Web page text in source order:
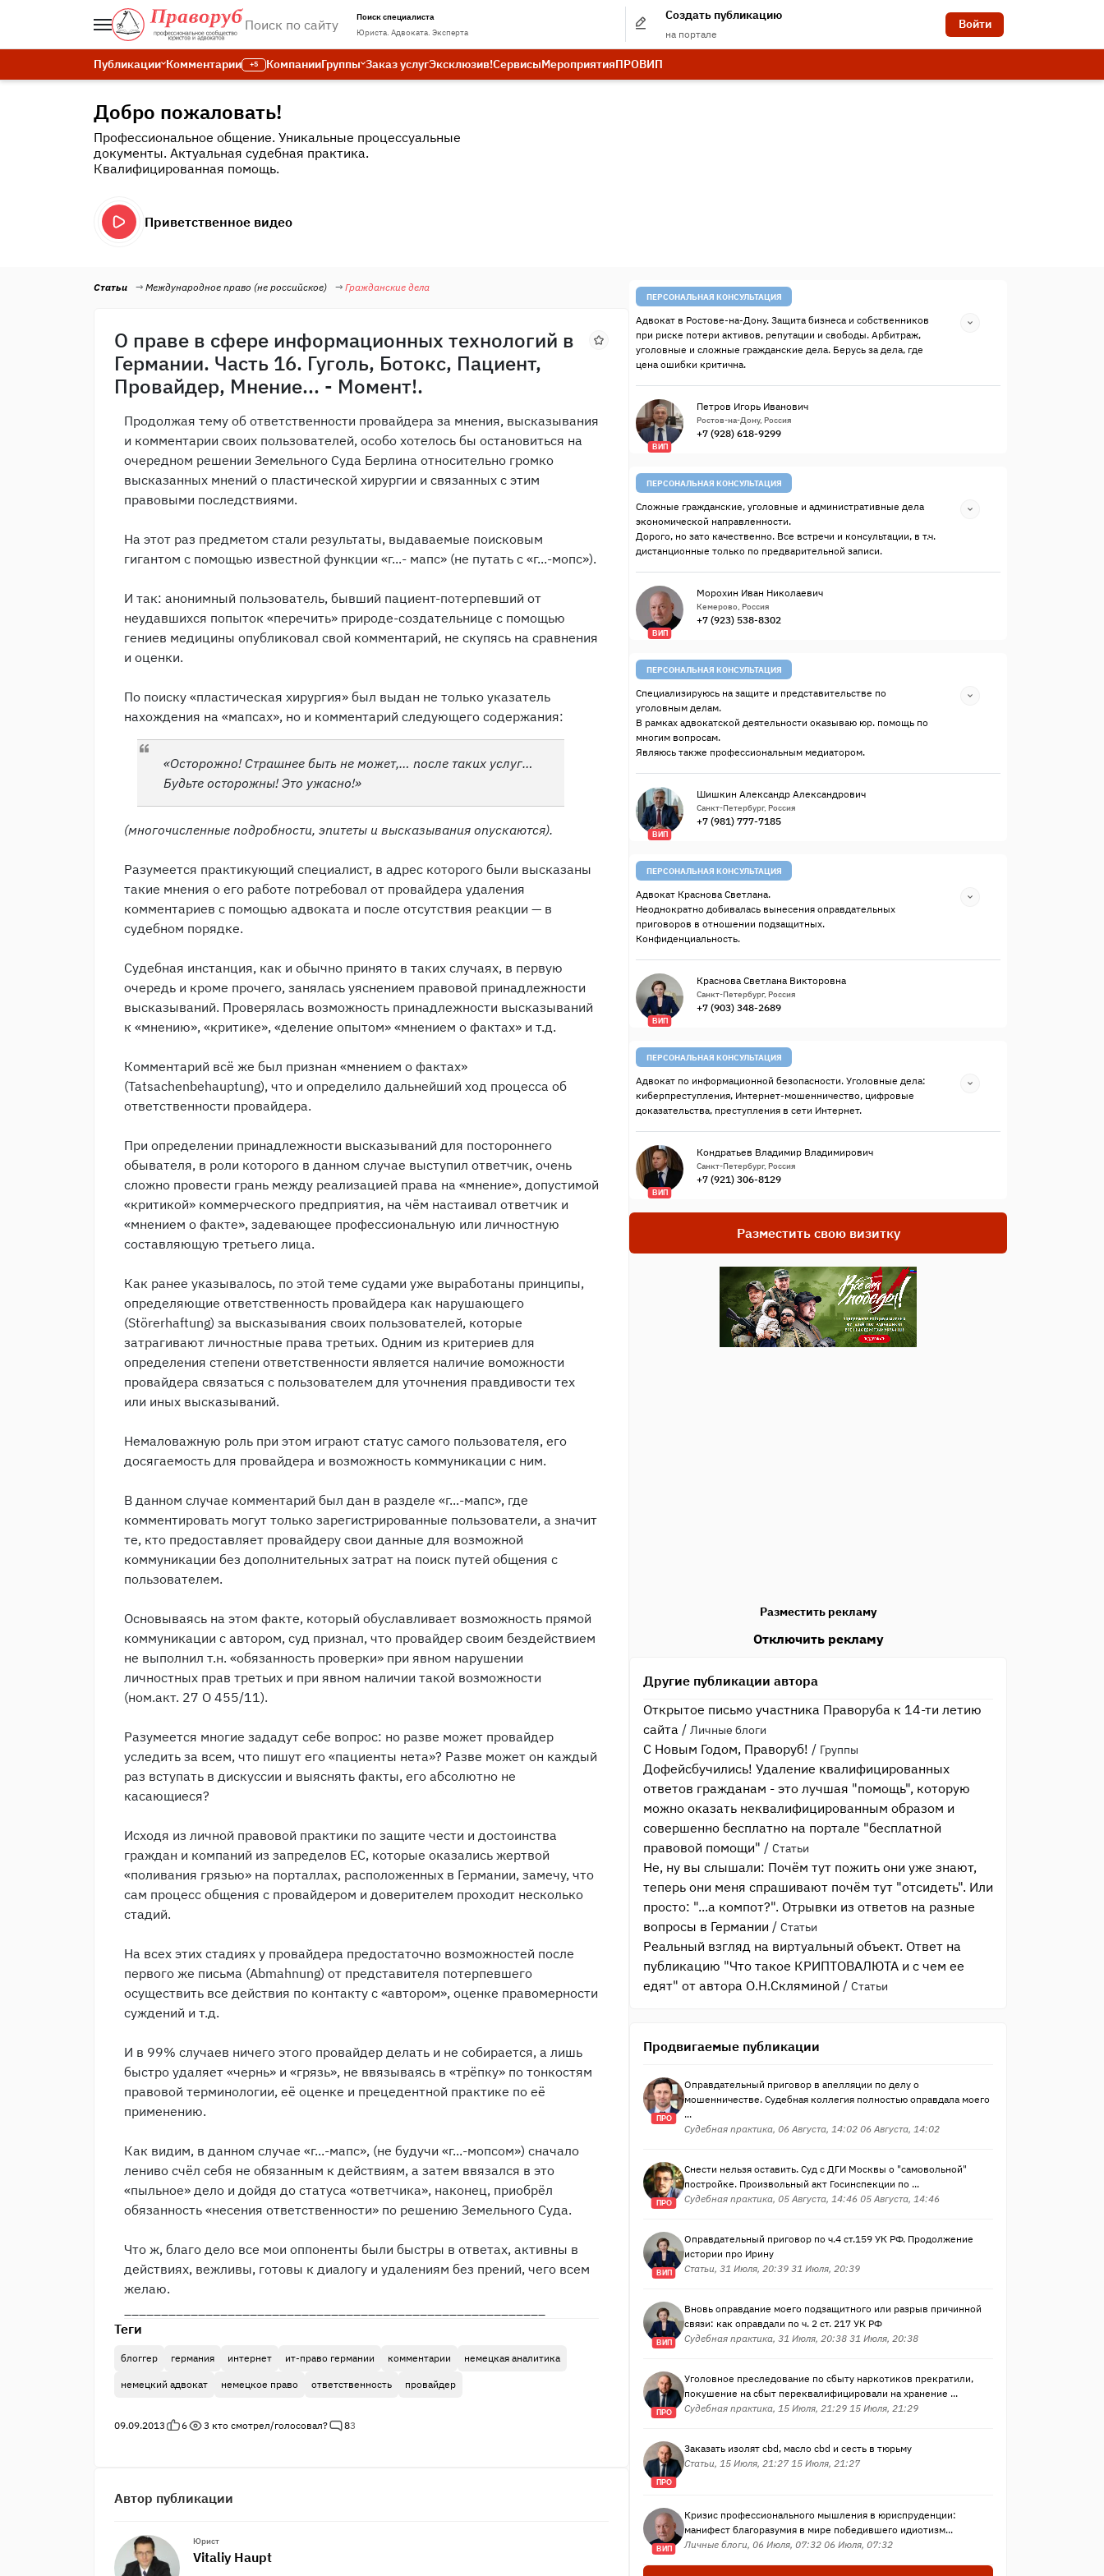
Поиск специалиста
Юриста. Адвоката. Эксперта
Создать публикацию
на портале
Войти
Публикации Комментарии +5 КомпанииГруппы Заказ услугЭксклюзив!СервисыМероприятияПРОВИП
Добро пожаловать!
Профессиональное общение. Уникальные процессуальные
документы. Актуальная судебная практика.
Квалифицированная помощь.
Приветственное видео
Статьи Международное право (не российское) Гражданские дела
О праве в сфере информационных технологий в
Германии. Часть 16. Гуголь, Ботокс, Пациент,
Провайдер, Мнение... - Момент!.
Продолжая тему об ответственности провайдера за мнения, высказывания
и комментарии своих пользователей, особо хотелось бы остановиться на
очередном решении Земельного Суда Берлина относительно громко
высказанных мнений о пластической хирургии и связанных с этим
правовыми последствиями.
На этот раз предметом стали результаты, выдаваемые поисковым
гигантом с помощью известной функции «г...- мапс» (не путать с «г...-мопс»).
И так: анонимный пользователь, бывший пациент-потерпевший от
неудавшихся попыток «перечить» природе-создательнице с помощью
гениев медицины опубликовал свой комментарий, не скупясь на сравнения
и оценки.
По поиску «пластическая хирургия» был выдан не только указатель
нахождения на «мапсах», но и комментарий следующего содержания:
«Осторожно! Страшнее быть не может,… после таких услуг…
Будьте осторожны! Это ужасно!»
(многочисленные подробности, эпитеты и высказывания опускаются).
Разумеется практикующий специалист, в адрес которого были высказаны
такие мнения о его работе потребовал от провайдера удаления
комментариев с помощью адвоката и после отсутствия реакции — в
судебном порядке.
Судебная инстанция, как и обычно принято в таких случаях, в первую
очередь и кроме прочего, занялась уяснением правовой принадлежности
высказываний. Проверялась возможность принадлежности высказываний
к «мнению», «критике», «деление опытом» «мнением о фактах» и т.д.
Комментарий всё же был признан «мнением о фактах»
(Tatsachenbehauptung), что и определило дальнейший ход процесса об
ответственности провайдера.
При определении принадлежности высказываний для постороннего
обывателя, в роли которого в данном случае выступил ответчик, очень
сложно провести грань между реализацией права на «мнение», допустимой
«критикой» коммерческого предприятия, на чём настаивал ответчик и
«мнением о факте», задевающее профессиональную или личностную
составляющую третьего лица.
Как ранее указывалось, по этой теме судами уже выработаны принципы,
определяющие ответственность провайдера как нарушающего
(Störerhaftung) за высказывания своих пользователей, которые
затрагивают личностные права третьих. Одним из критериев для
определения степени ответственности является наличие воможности
провайдера связаться с пользователем для уточнения правдивости тех
или иных высказываний.
Немаловажную роль при этом играют статус самого пользователя, его
досягаемость для провайдера и возможность коммуникации с ним.
В данном случае комментарий был дан в разделе «г...-мапс», где
комментировать могут только зарегистрированные пользователи, а значит
те, кто предоставляет провайдеру свои данные для возможной
коммуникации без дополнительных затрат на поиск путей общения с
пользователем.
Основываясь на этом факте, который обуславливает возможность прямой
коммуникации с автором, суд признал, что провайдер своим бездействием
не выполнил т.н. «обязанность проверки» при явном нарушении
личностных прав третьих и при явном наличии такой возможности
(ном.акт. 27 О 455/11).
Разумеется многие зададут себе вопрос: но разве может провайдер
уследить за всем, что пишут его «пациенты нета»? Разве может он каждый
раз вступать в дискуссии и выяснять факты, его абсолютно не
касающиеся?
Исходя из личной правовой практики по защите чести и достоинства
граждан и компаний из запределов ЕС, которые оказались жертвой
«поливания грязью» на порталлах, расположенных в Германии, замечу, что
сам процесс общения с провайдером и доверителем проходит несколько
стадий.
На всех этих стадиях у провайдера предостаточно возможностей после
первого же письма (Abmahnung) от представителя потерпевшего
осуществить все действия по контакту с «автором», оценке правомерности
суждений и т.д.
И в 99% случаев ничего этого провайдер делать и не собирается, а лишь
быстро удаляет «чернь» и «грязь», не ввязываясь в «трёпку» по тонкостям
правовой терминологии, её оценке и прецедентной практике по её
применению.
Как видим, в данном случае «г...-мапс», (не будучи «г...-мопсом») сначало
лениво счёл себя не обязанным к действиям, а затем ввязался в это
«пыльное» дело и дойдя до статуса «ответчика», наконец, приобрёл
обязанность «несения ответственности» по решению Земельного Суда.
Что ж, благо дело все мои оппоненты были быстры в ответах, активны в
действиях, вежливы, готовы к диалогу и удалениям без прений, чего всем
желаю.
Теги
блоггер германия интернет ит-право германии комментарии немецкая аналитика
немецкий адвокат немецкое право ответственность провайдер
09.09.2013 6 3 кто смотрел/голосовал? 83
Автор публикации
Юрист
Vitaliy Haupt
ПЕРСОНАЛЬНАЯ КОНСУЛЬТАЦИЯ
Адвокат в Ростове-на-Дону. Защита бизнеса и собственников
при риске потери активов, репутации и свободы. Арбитраж,
уголовные и сложные гражданские дела. Берусь за дела, где
цена ошибки критична.
ВИП
Петров Игорь Иванович
Ростов-на-Дону, Россия
+7 (928) 618-9299
ПЕРСОНАЛЬНАЯ КОНСУЛЬТАЦИЯ
Сложные гражданские, уголовные и административные дела
экономической направленности.
Дорого, но зато качественно. Все встречи и консультации, в т.ч.
дистанционные только по предварительной записи.
ВИП
Морохин Иван Николаевич
Кемерово, Россия
+7 (923) 538-8302
ПЕРСОНАЛЬНАЯ КОНСУЛЬТАЦИЯ
Специализируюсь на защите и представительстве по
уголовным делам.
В рамках адвокатской деятельности оказываю юр. помощь по
многим вопросам.
Являюсь также профессиональным медиатором.
ВИП
Шишкин Александр Александрович
Санкт-Петербург, Россия
+7 (981) 777-7185
ПЕРСОНАЛЬНАЯ КОНСУЛЬТАЦИЯ
Адвокат Краснова Светлана.
Неоднократно добивалась вынесения оправдательных
приговоров в отношении подзащитных.
Конфиденциальность.
ВИП
Краснова Светлана Викторовна
Санкт-Петербург, Россия
+7 (903) 348-2689
ПЕРСОНАЛЬНАЯ КОНСУЛЬТАЦИЯ
Адвокат по информационной безопасности. Уголовные дела:
киберпреступления, Интернет-мошенничество, цифровые
доказательства, преступления в сети Интернет.
ВИП
Кондратьев Владимир Владимирович
Санкт-Петербург, Россия
+7 (921) 306-8129
Разместить свою визитку
Разместить рекламу
Отключить рекламу
Другие публикации автора
Открытое письмо участника Праворуба к 14-ти летию
сайта / Личные блоги
С Новым Годом, Праворуб! / Группы
Дофейсбучились! Удаление квалифицированных
ответов гражданам - это лучшая "помощь", которую
можно оказать неквалифицированным образом и
совершенно бесплатно на портале "бесплатной
правовой помощи" / Статьи
Не, ну вы слышали: Почём тут пожить они уже знают,
теперь они меня спрашивают почём тут "отсидеть". Или
просто: "...а компот?". Отрывки из ответов на разные
вопросы в Германии / Статьи
Реальный взгляд на виртуальный объект. Ответ на
публикацию "Что такое КРИПТОВАЛЮТА и с чем ее
едят" от автора О.Н.Скляминой / Статьи
Продвигаемые публикации
ПРО
Оправдательный приговор в апелляции по делу о
мошенничестве. Судебная коллегия полностью оправдала моего
...
Судебная практика, 06 Августа, 14:02 06 Августа, 14:02
ПРО
Снести нельзя оставить. Суд с ДГИ Москвы о "самовольной"
постройке. Произвольный акт Госинспекции по ...
Судебная практика, 05 Августа, 14:46 05 Августа, 14:46
ВИП
Оправдательный приговор по ч.4 ст.159 УК РФ. Продолжение
истории про Ирину
Статьи, 31 Июля, 20:39 31 Июля, 20:39
ВИП
Вновь оправдание моего подзащитного или разрыв причинной
связи: как оправдали по ч. 2 ст. 217 УК РФ
Судебная практика, 31 Июля, 20:38 31 Июля, 20:38
ПРО
Уголовное преследование по сбыту наркотиков прекратили,
покушение на сбыт переквалифицировали на хранение ...
Судебная практика, 15 Июля, 21:29 15 Июля, 21:29
ПРО
Заказать изолят cbd, масло cbd и сесть в тюрьму
Статьи, 15 Июля, 21:27 15 Июля, 21:27
ВИП
Кризис профессионального мышления в юриспруденции:
манифест благоразумия в мире победившего идиотизм...
Личные блоги, 06 Июля, 07:32 06 Июля, 07:32